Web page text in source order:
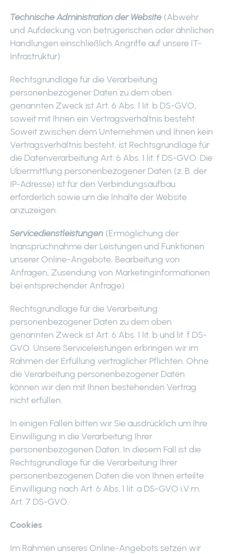
Technische Administration der Website (Abwehr
und Aufdeckung von betrügerischen oder ähnlichen
Handlungen einschließlich Angriffe auf unsere IT-
Infrastruktur)
Rechtsgrundlage für die Verarbeitung
personenbezogener Daten zu dem oben
genannten Zweck ist Art. 6 Abs. 1 lit. b DS-GVO,
soweit mit Ihnen ein Vertragsverhältnis besteht.
Soweit zwischen dem Unternehmen und Ihnen kein
Vertragsverhältnis besteht, ist Rechtsgrundlage für
die Datenverarbeitung Art. 6 Abs. 1 lit. f DS-GVO. Die
Übermittlung personenbezogener Daten (z. B. der
IP-Adresse) ist für den Verbindungsaufbau
erforderlich sowie um die Inhalte der Website
anzuzeigen.
Servicedienstleistungen (Ermöglichung der
Inanspruchnahme der Leistungen und Funktionen
unserer Online-Angebote, Bearbeitung von
Anfragen, Zusendung von Marketinginformationen
bei entsprechender Anfrage)
Rechtsgrundlage für die Verarbeitung
personenbezogener Daten zu dem oben
genannten Zweck ist Art. 6 Abs. 1 lit. b und lit. f DS-
GVO. Unsere Serviceleistungen erbringen wir im
Rahmen der Erfüllung vertraglicher Pflichten. Ohne
die Verarbeitung personenbezogener Daten
können wir den mit Ihnen bestehenden Vertrag
nicht erfüllen.
In einigen Fällen bitten wir Sie ausdrücklich um Ihre
Einwilligung in die Verarbeitung Ihrer
personenbezogenen Daten. In diesem Fall ist die
Rechtsgrundlage für die Verarbeitung Ihrer
personenbezogenen Daten die von Ihnen erteilte
Einwilligung nach Art. 6 Abs. 1 lit. a DS-GVO i.V.m.
Art. 7 DS-GVO.
Cookies
Im Rahmen unseres Online-Angebots setzen wir